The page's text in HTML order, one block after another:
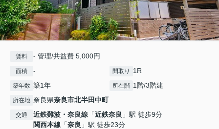
賃料 - 管理/共益費 5,000円
面積 - 間取り 1R
築年数 築1年 所在階 1階/3階建
所在地 奈良県奈良市北半田中町
交通 近鉄難波・奈良線 「近鉄奈良 」駅 徒歩9分
関西本線 「奈良 」駅 徒歩23分